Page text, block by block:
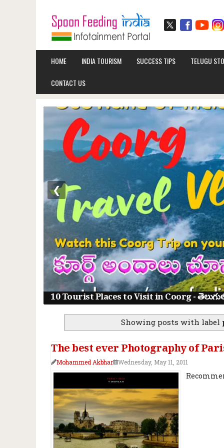
HOME INDIA TOURISM SUCCESS TIPS TELUGU
CONTACT US
10 Tourist Places to Visit in Coorg -
❮
Showing posts with label
The best ever Photography of
Mohammed Akbhar Wednesday, May 11, 2011